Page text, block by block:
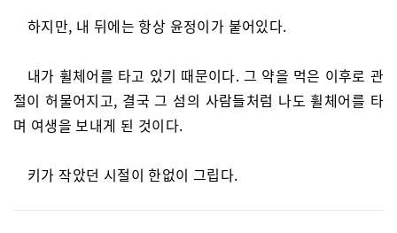
하지만, 내 뒤에는 항상 윤정이가 붙어있다.
내가 휠체어를 타고 있기 때문이다. 그 약을 먹은 이후로 관
절이 허물어지고, 결국 그 섬의 사람들처럼 나도 휠체어를 타
며 여생을 보내게 된 것이다.
키가 작았던 시절이 한없이 그립다.